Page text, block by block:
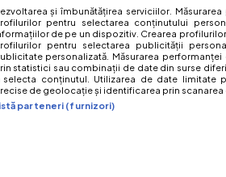
ne pe:
Digital Antena Group. Toate drepturile
și îmbunătățirea serviciilor.
pentru selectarea conținutului
de pe un dispozitiv. Crearea
pentru selectarea publicității
personalizată. Măsurarea
statistici sau combinații de date din surse
selecta conținutul. Utilizarea de date limitate
de geolocație și identificarea prin scanarea
parteneri (furnizori)